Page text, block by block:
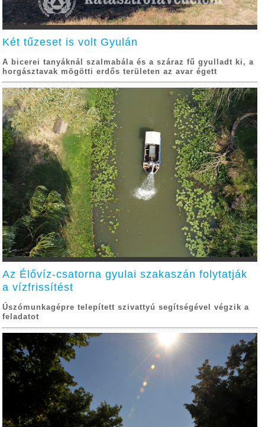
Két tűzeset is volt Gyulán
A bicerei tanyáknál szalmabála és a száraz fű gyulladt ki, a
horgásztavak mögötti erdős területen az avar égett
Az Élővíz-csatorna gyulai szakaszán folytatják
a vízfrissítést
Úszómunkagépre telepített szivattyú segítségével végzik a
feladatot